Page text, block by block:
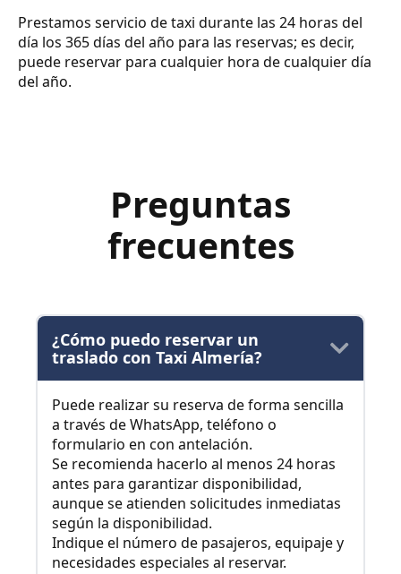
Prestamos servicio de taxi durante las 24 horas del
día los 365 días del año para las reservas; es decir,
puede reservar para cualquier hora de cualquier día
del año.
Preguntas
frecuentes
¿Cómo puedo reservar un
traslado con Taxi Almería?
Puede realizar su reserva de forma sencilla
a través de WhatsApp, teléfono o
formulario en con antelación.
Se recomienda hacerlo al menos 24 horas
antes para garantizar disponibilidad,
aunque se atienden solicitudes inmediatas
según la disponibilidad.
Indique el número de pasajeros, equipaje y
necesidades especiales al reservar.